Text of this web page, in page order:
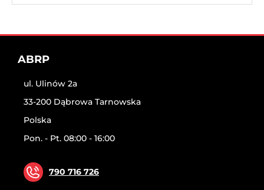
ABRP
ul. Ulinów 2a
33-200 Dąbrowa Tarnowska
Polska
Pon. - Pt. 08:00 - 16:00
790 716 726